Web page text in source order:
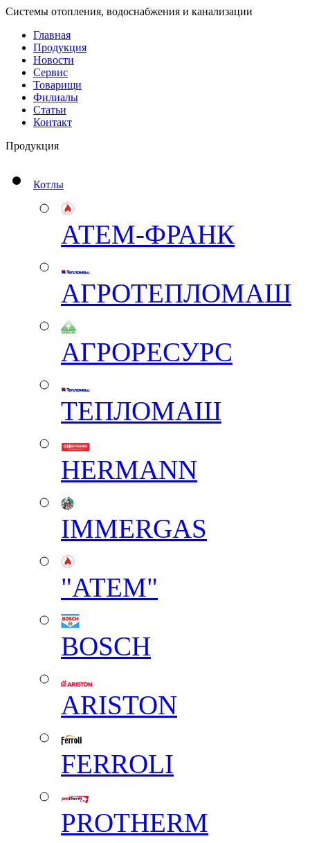
Системы отопления, водоснабжения и канализации
Главная
Продукция
Новости
Сервис
Товарищи
Филиалы
Статьи
Контакт
Продукция
Котлы
АТЕМ-ФРАНК
АГРОТЕПЛОМАШ
АГРОРЕСУРС
ТЕПЛОМАШ
HERMANN
IMMERGAS
"АТЕМ"
BOSCH
ARISTON
FERROLI
PROTHERM